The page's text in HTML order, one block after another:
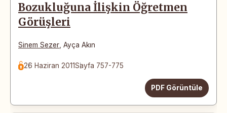
Bozukluğuna İlişkin Öğretmen
Görüşleri
Sinem Sezer Ayça Akın
26 Haziran 2011Sayfa 757-775
PDF Görüntüle